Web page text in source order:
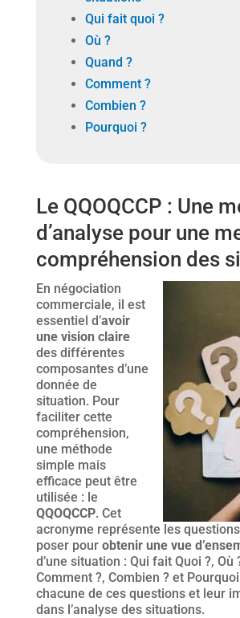
Qui fait quoi ?
Où ?
Quand ?
Comment ?
Combien ?
Pourquoi ?
Le QQOQCCP : Une
d’analyse pour une
compréhension des
En négociation
commerciale, il est
essentiel d’avoir
une vision claire
des différentes
composantes d’une
donnée de
situation. Pour
faciliter cette
compréhension,
une méthode
simple mais
efficace peut être
utilisée : le
QQOQCCP. Cet
acronyme représente les
poser pour obtenir une vue
d’une situation : Qui fait Quoi ?, Où
Comment ?, Combien ? et
chacune de ces questions et leur
dans l’analyse des situations.